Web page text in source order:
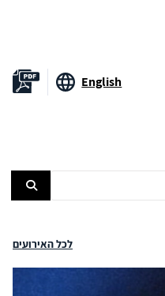
English
לכל האירועים